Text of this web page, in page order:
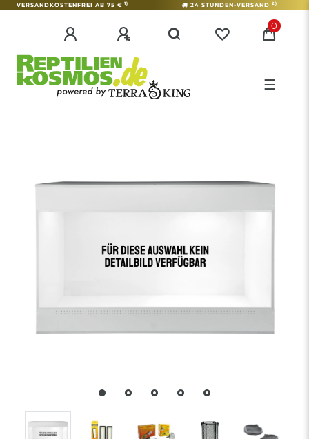
VERSANDKOSTENFREI AB 75 € 1) 24 STUNDEN-VERSAND 2)
0
☰